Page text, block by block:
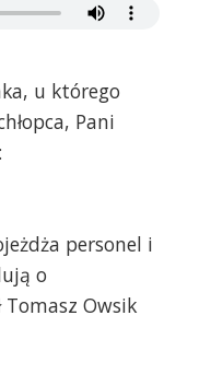
u którego
Pani
personel i
o
Owsik